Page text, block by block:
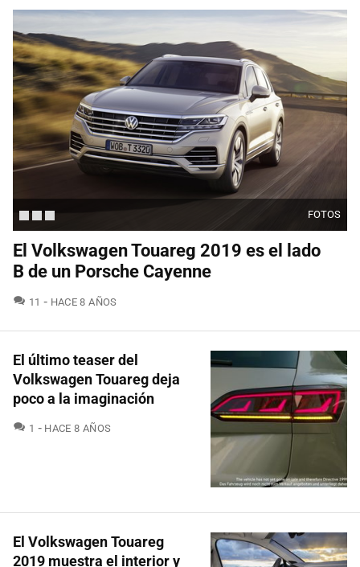
FOTOS
El Volkswagen Touareg 2019 es el lado
B de un Porsche Cayenne
11 COMENTARIOS
HACE 8 AÑOS
El último teaser del
Volkswagen Touareg deja
poco a la imaginación
1 COMENTARIOS
HACE 8 AÑOS
El Volkswagen Touareg
2019 muestra el interior y